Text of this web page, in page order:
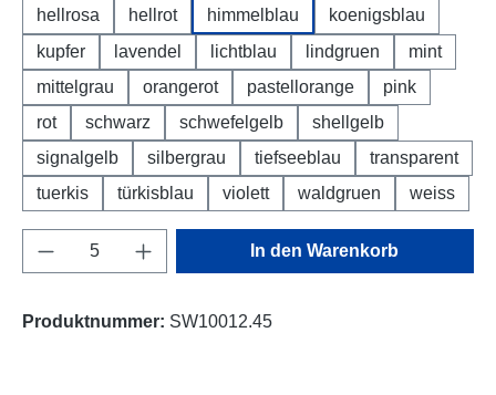
hellrosa
hellrot himmelblau
koenigsblau
kupfer
lavendel lichtblau lindgruen
mint
mittelgrau
orangerot pastellorange
pink
rot
schwarz schwefelgelb
shellgelb
signalgelb
silbergrau tiefseeblau
transparent
tuerkis
türkisblau violett waldgruen weiss
Produkt Anzahl: Gib den gewünschten
In den Warenkorb
Produktnummer: SW10012.45